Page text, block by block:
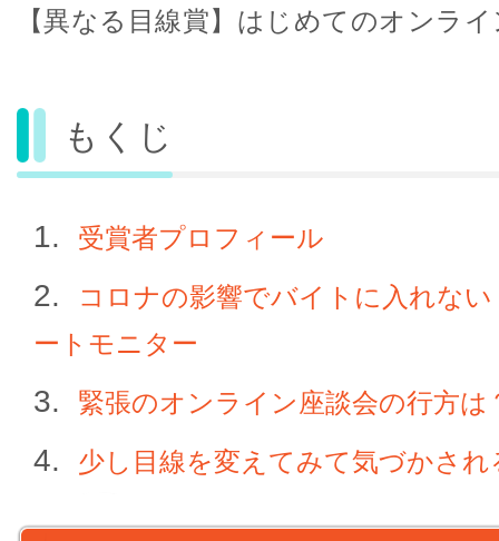
【異なる目線賞】はじめてのオンラ
もくじ
受賞者プロフィール
コロナの影響でバイトに入れな
ートモニター
緊張のオンライン座談会の行方は
少し目線を変えてみて気づかされ